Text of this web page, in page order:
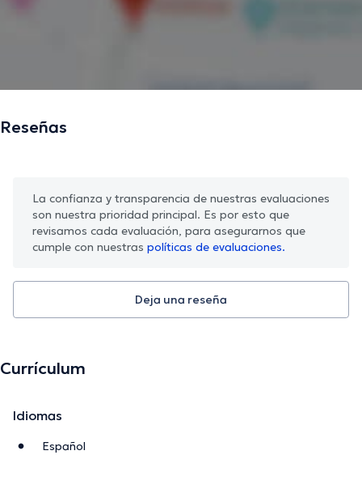
Reseñas
La confianza y transparencia de nuestras evaluaciones
son nuestra prioridad principal. Es por esto que
revisamos cada evaluación, para asegurarnos que
cumple con nuestras políticas de evaluaciones.
Deja una reseña
Currículum
Idiomas
Español